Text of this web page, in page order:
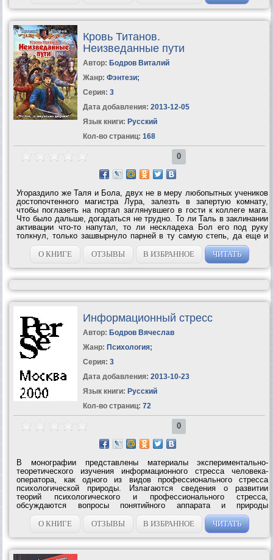
Кровь Титанов.
Неизведанные пути
Автор: Бодров Виталий
Жанр: Фэнтези;
Серия: 3
Дата добавления: 2013-12-05
Язык книги: Русский
Кол-во страниц: 168
0
Угораздило же Таля и Бола, двух не в меру любопытных учеников
достопочтенного магистра Лура, залезть в запертую комнату,
чтобы поглазеть на портал заглянувшего в гости к коллеге мага.
Что было дальше, догадаться не трудно. То ли Таль в заклинании
активации что-то напутал, то ли нескладеха Бол его под руку
толкнул, только зашвырнуло парней в ту самую степь, да еще и
со сдвигом во времени. Страхов натерпелись и приключений
накушались по...
О КНИГЕ ОТЗЫВЫ В ИЗБРАННОЕ ЧИТАТЬ
Информационный стресс
Автор: Бодров Вячеслав
Жанр: Психология;
Серия: 3
Дата добавления: 2013-10-23
Язык книги: Русский
Кол-во страниц: 72
0
В монографии представлены материалы экспериментально-
теоретического изучения информационного стресса человека-
оператора, как одного из видов профессионального стресса
психологической природы. Излагаются сведения о развитии
теорий психологического и профессионального стресса,
обсуждаются вопросы понятийного аппарата и природы
информационного стресса. Проводится анализ данных о причинах,
механизмах формирования и...
О КНИГЕ ОТЗЫВЫ В ИЗБРАННОЕ ЧИТАТЬ